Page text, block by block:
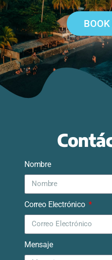
Nombre
Correo Electrónico
Mensaje